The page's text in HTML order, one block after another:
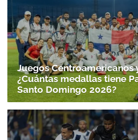
Juegos Centroamericanos
¿Cuántas medallas tiene
Santo Domingo 2026?